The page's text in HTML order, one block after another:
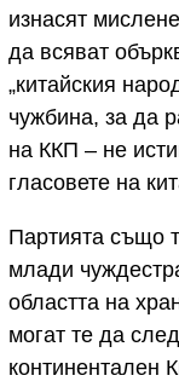
изнасят
да всяват
„китайския
чужбина, за да
на ККП – не
гласовете на
Партията също
млади
областта на
могат те да
континентален